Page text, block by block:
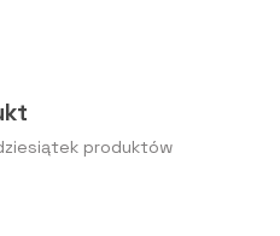
produktów